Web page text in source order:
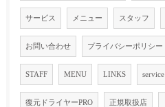
サービス メニュー スタッフ
お問い合わせ プライバシーポリシー
STAFF MENU LINKS service
復元ドライヤーPRO 正規取扱店